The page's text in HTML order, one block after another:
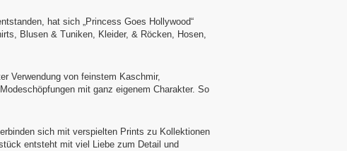
hat sich „Princess Goes Hollywood“
Blusen & Tuniken, Kleider, & Röcken, Hosen,
Verwendung von feinstem Kaschmir,
mit ganz eigenem Charakter. So
sich mit verspielten Prints zu Kollektionen
entsteht mit viel Liebe zum Detail und